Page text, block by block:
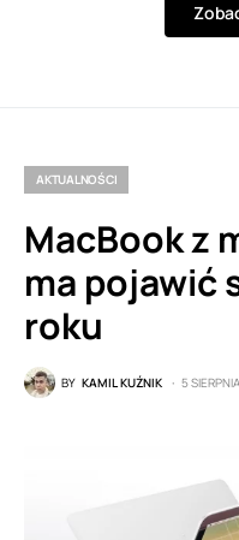
AKTUALNOŚCI
MacBook z
ma pojawić
roku
BY KAMIL KUŹNIK 5